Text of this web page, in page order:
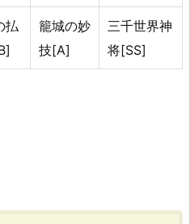
払
籠城の妙
技[A]
三千世界神
将[SS]